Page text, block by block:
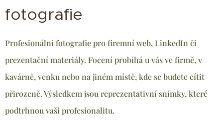
fotografie
Profesionální fotografie pro firemní web, LinkedIn či
prezentační materiály. Focení probíhá u vás ve firmě, v
kavárně, venku nebo na jiném místě, kde se budete cítit
přirozeně. Výsledkem jsou reprezentativní snímky, které
podtrhnou vaši profesionalitu.